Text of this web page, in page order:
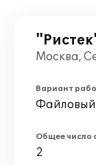
Москва,
Вариант
Файловый
Общее число
2